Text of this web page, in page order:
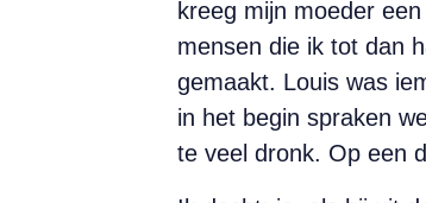
kreeg mijn moeder
mensen die ik tot dan
gemaakt. Louis was
in het begin spraken
te veel dronk. Op een